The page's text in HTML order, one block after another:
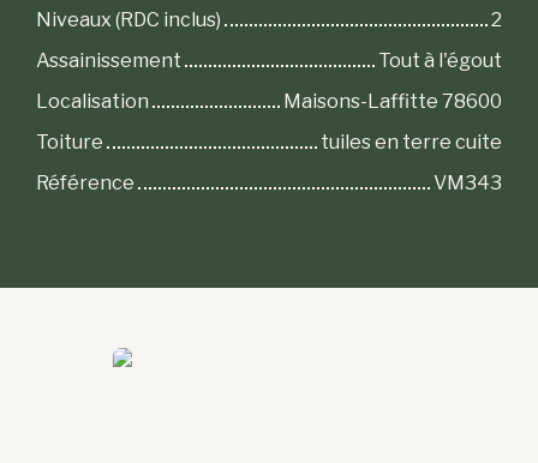
Niveaux (RDC inclus)
2
Assainissement
Tout à l'égout
Localisation
Maisons-Laffitte 78600
Toiture
tuiles en terre cuite
Référence
VM343